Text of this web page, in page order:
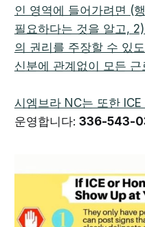
인 영역에 들어가려면 (
필요하다는 것을 알고,
의 권리를 주장할 수 있
신분에 관계없이 모든
시엠브라 NC는 또한
운영합니다: 336-543-